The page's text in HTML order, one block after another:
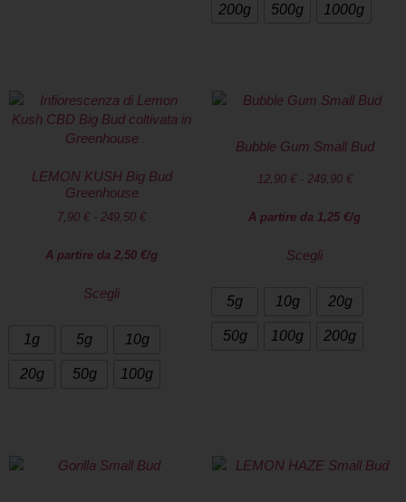
200g 500g 1000g
LEMON KUSH Big Bud
Greenhouse
7,90 € - 249,50 €
A partire da 2,50 €/g
Scegli
1g 5g 10g
20g 50g 100g
Bubble Gum Small Bud
12,90 € - 249,90 €
A partire da 1,25 €/g
Scegli
5g 10g 20g
50g 100g 200g